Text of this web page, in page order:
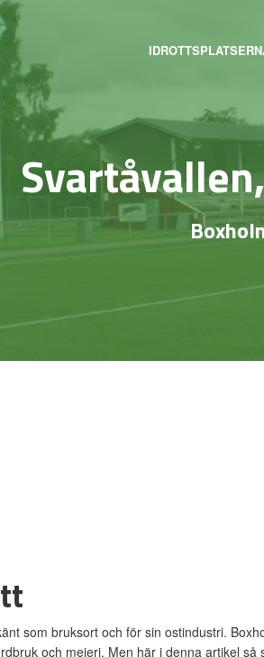
som bruksort och för sin ostindustri.
och mejeri. Men här i denna artikel så